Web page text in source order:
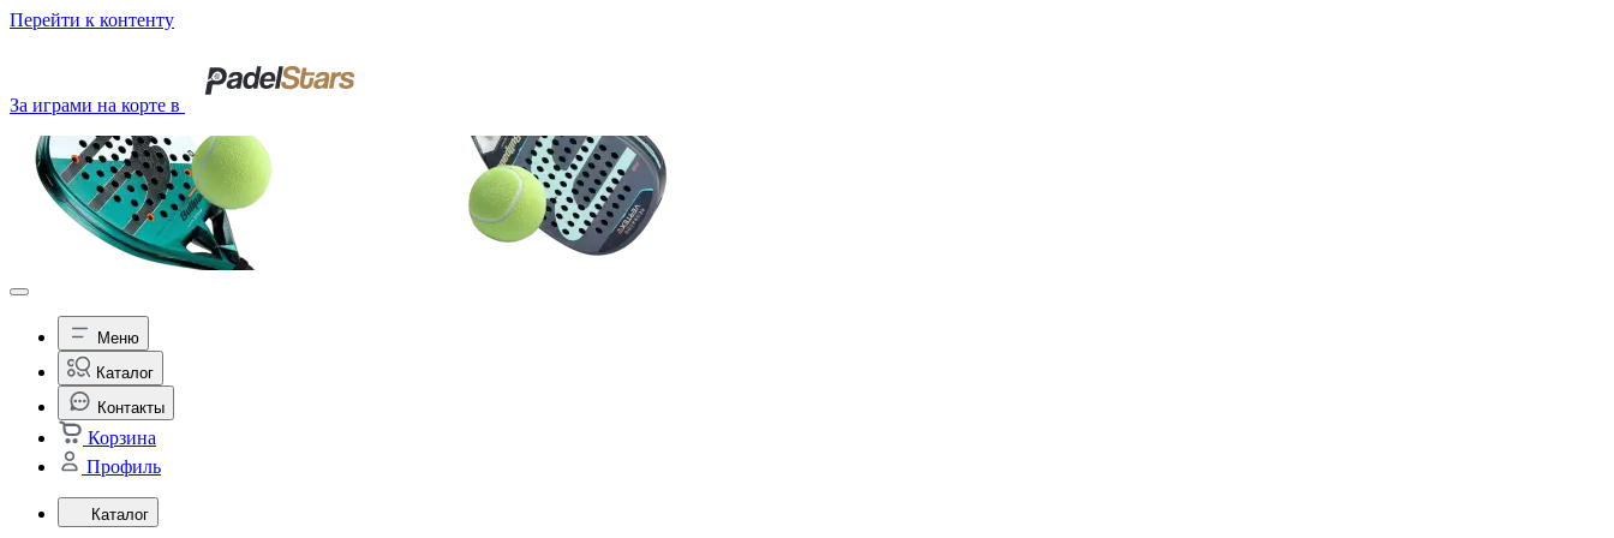
Перейти к контенту
За играми на корте в
Меню
Каталог
Контакты
Корзина
Профиль
Каталог